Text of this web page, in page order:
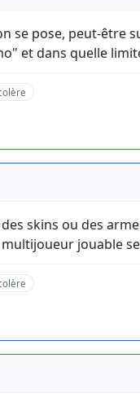
se pose, peut-être
et dans quelle
skins ou des
jouable